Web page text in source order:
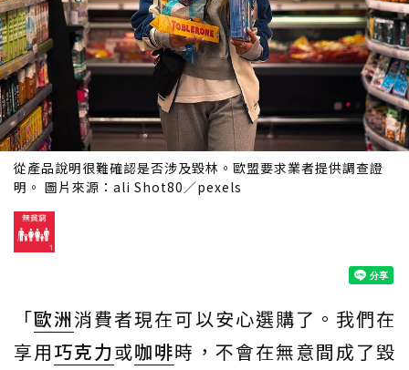
從產品說明很難確認是否涉及毀林。歐盟要求業者提供調查證
明。 圖片來源：ali Shot80／pexels
「歐洲消費者現在可以安心選購了。我們在
享用巧克力或咖啡時，不會在無意間成了毀